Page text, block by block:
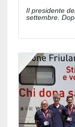
Il presidente
settembre.